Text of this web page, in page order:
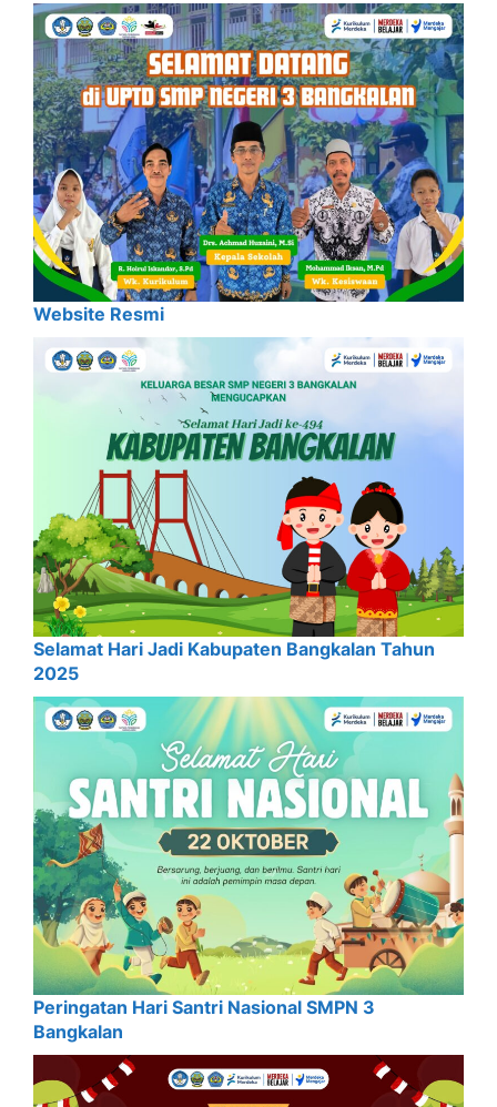
Website Resmi
Selamat Hari Jadi Kabupaten Bangkalan Tahun
2025
Peringatan Hari Santri Nasional SMPN 3
Bangkalan